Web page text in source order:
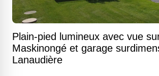
Plain-pied lumineux avec vue
Maskinongé et garage
Lanaudière